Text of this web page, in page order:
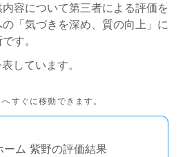
容について第三者による評価を
「気づきを深め、質の向上」に
す。
しています。
ビゲーションリンクです。
すぐに移動できます。
ーム 紫野の評価結果